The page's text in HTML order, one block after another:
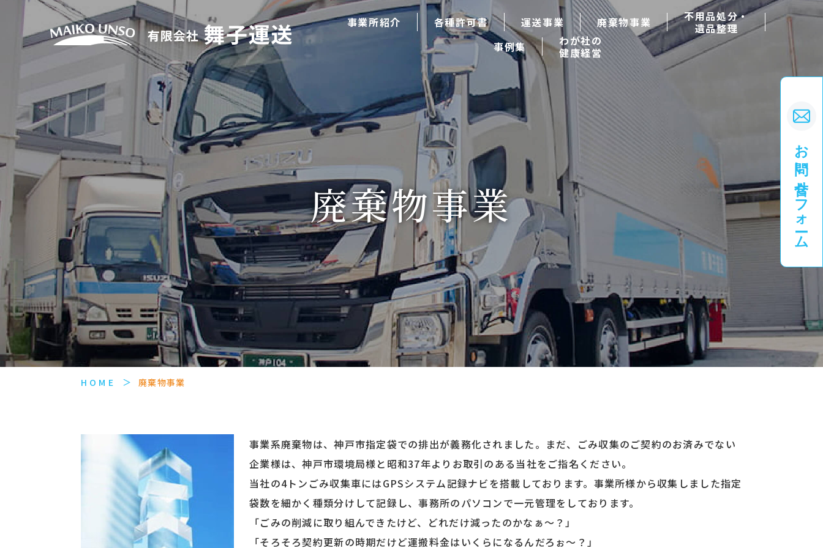
事業所紹介 各種許可書 運送事業 廃棄物事業
不用品処分・
遺品整理
事例集
わが社の
健康経営
廃棄物事業
HOME 廃棄物事業
事業系廃棄物は、神戸市指定袋での排出が義務化されました。まだ、ごみ収集のご契約のお済みでない
企業様は、神戸市環境局様と昭和37年よりお取引のある当社をご指名ください。
当社の4トンごみ収集車にはGPSシステム記録ナビを搭載しております。事業所様から収集しました指定
袋数を細かく種類分けして記録し、事務所のパソコンで一元管理をしております。
「ごみの削減に取り組んできたけど、どれだけ減ったのかなぁ～？」
「そろそろ契約更新の時期だけど運搬料金はいくらになるんだろぉ～？」
お問い合せフォーム